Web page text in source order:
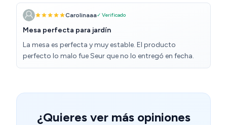
Carolinaaa✓ Verificado
Mesa perfecta para jardín
La mesa es perfecta y muy estable. El producto
perfecto lo malo fue Seur que no lo entregó en fecha.
¿Quieres ver más opiniones